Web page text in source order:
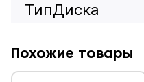
ТипДиска
Похожие товары